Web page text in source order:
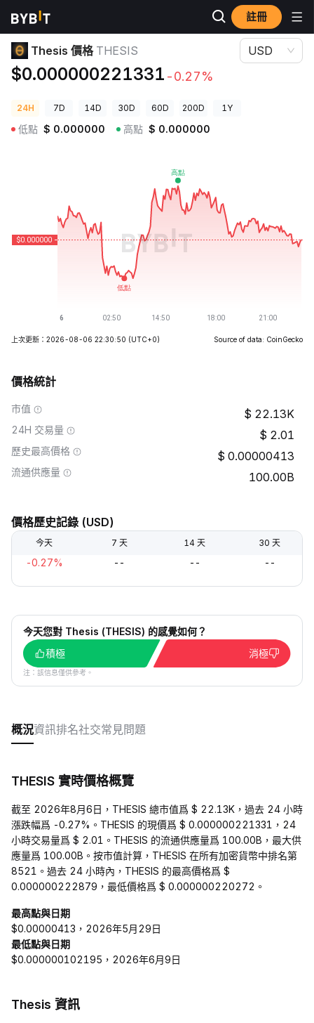
註冊
加密貨幣價格
Thesis 價格 THESIS
$0.000000221331 -0.27%
USD
24H 7D 14D 30D 60D 200D 1Y
低點 $ 0.000000 高點 $ 0.000000
上次更新：2026-08-06 22:30:50 (UTC+0) Source of data: CoinGecko
價格統計
市值 22.13K
24H 交易量 2.01
歷史最高價格 0.00000413
流通供應量 100.00B
價格歷史記錄 (USD)
今天 7 天 14 天 30 天
-0.27% -- -- --
今天您對 Thesis (THESIS) 的感覺如何？
積極
消極
注：該信息僅供參考。
概況資訊排名社交常見問題
THESIS 實時價格概覽
截至 2026年8月6日，THESIS 總市值爲 $ 22.13K，過去 24 小時
漲跌幅爲 -0.27%。THESIS 的現價爲 $ 0.000000221331，24
小時交易量爲 $ 2.01。THESIS 的流通供應量爲 100.00B，最大供
應量爲 100.00B。按市值計算，THESIS 在所有加密貨幣中排名第
8521。過去 24 小時內，THESIS 的最高價格爲 $
0.000000222879，最低價格爲 $ 0.000000220272。
最高點與日期
$0.00000413，2026年5月29日
最低點與日期
$0.000000102195，2026年6月9日
Thesis 資訊